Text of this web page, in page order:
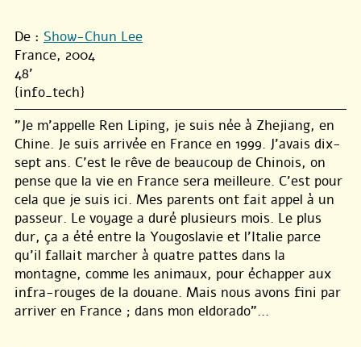
De : Show-Chun Lee
France, 2004
48'
{info_tech}
"Je m’appelle Ren Liping, je suis née à Zhejiang, en
Chine. Je suis arrivée en France en 1999. J’avais dix-
sept ans. C’est le rêve de beaucoup de Chinois, on
pense que la vie en France sera meilleure. C’est pour
cela que je suis ici. Mes parents ont fait appel à un
passeur. Le voyage a duré plusieurs mois. Le plus
dur, ça a été entre la Yougoslavie et l’Italie parce
qu’il fallait marcher à quatre pattes dans la
montagne, comme les animaux, pour échapper aux
infra-rouges de la douane. Mais nous avons fini par
arriver en France ; dans mon eldorado"...